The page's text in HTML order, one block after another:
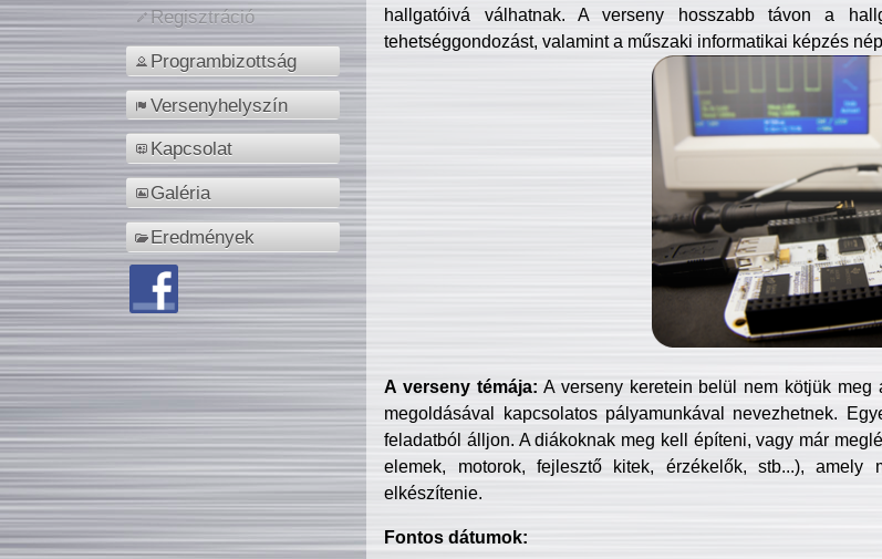
Regisztráció
Programbizottság
Versenyhelyszín
Kapcsolat
Galéria
Eredmények
hallgatóivá válhatnak. A verseny hosszabb távon a
tehetséggondozást, valamint a műszaki informatikai képzés
A verseny témája: A verseny keretein belül nem kötjük
megoldásával kapcsolatos pályamunkával nevezhetnek.
feladatból álljon. A diákoknak meg kell építeni, vagy már
elemek, motorok, fejlesztő kitek, érzékelők, stb...), amely
elkészítenie.
Fontos dátumok: